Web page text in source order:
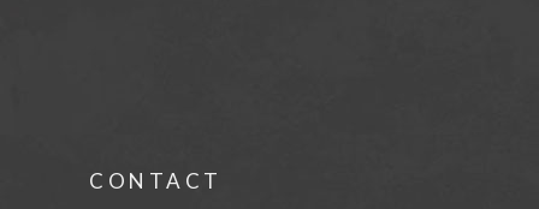
CONTACT